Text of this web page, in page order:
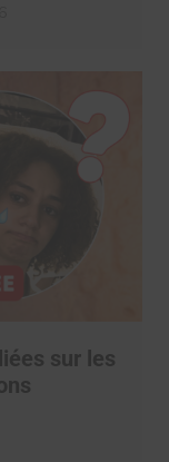
sur les